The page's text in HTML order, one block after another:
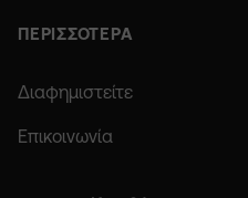
ΠΕΡΙΣΣΟΤΕΡΑ
Διαφημιστείτε
Επικοινωνία